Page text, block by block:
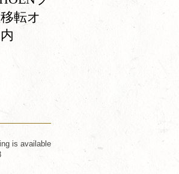
転オ
continuously worked
over 100 years
is available